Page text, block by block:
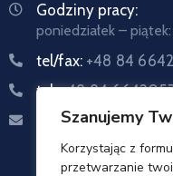
Szanujemy
Korzystając z
przetwarzanie
Godziny pracy:
poniedziałek –
tel/fax: +48 84
tel:+48 84
Email: